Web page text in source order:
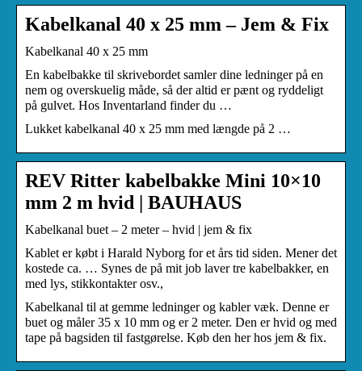
Kabelkanal 40 x 25 mm – Jem & Fix
Kabelkanal 40 x 25 mm
En kabelbakke til skrivebordet samler dine ledninger på en
nem og overskuelig måde, så der altid er pænt og ryddeligt
på gulvet. Hos Inventarland finder du …
Lukket kabelkanal 40 x 25 mm med længde på 2 …
REV Ritter kabelbakke Mini 10×10
mm 2 m hvid | BAUHAUS
Kabelkanal buet – 2 meter – hvid | jem & fix
Kablet er købt i Harald Nyborg for et års tid siden. Mener det
kostede ca. … Synes de på mit job laver tre kabelbakker, en
med lys, stikkontakter osv.,
Kabelkanal til at gemme ledninger og kabler væk. Denne er
buet og måler 35 x 10 mm og er 2 meter. Den er hvid og med
tape på bagsiden til fastgørelse. Køb den her hos jem & fix.